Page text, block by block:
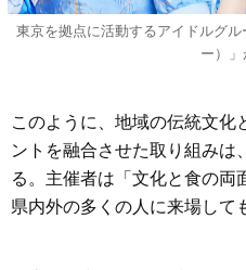
東京を拠点に活動するアイドルグ
ー）
このように、地域の伝統文化
ントを融合させた取り組みは
る。主催者は「文化と食の両
県内外の多くの人に来場して